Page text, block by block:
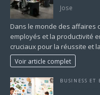
Jose
Dans le monde des affaires
employés et la productivité
cruciaux pour la réussite et
Voir article complet
BUSINESS ET